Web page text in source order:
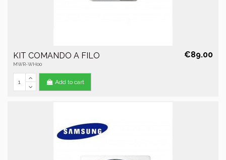
KIT COMANDO A FILO
MWR-WH00
€89.00
Add to cart